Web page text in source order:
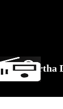
Martha